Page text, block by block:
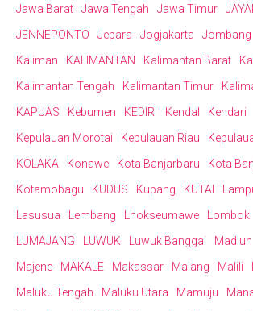
Jawa Barat Jawa Tengah Jawa Timur
JENNEPONTO
Jepara Jogjakarta Jombang
Kaliman
KALIMANTAN Kalimantan Barat
Kalimantan Tengah
Kalimantan Timur
KAPUAS
Kebumen KEDIRI Kendal
Kendari
Kepulauan Morotai
Kepulauan Riau
KOLAKA
Konawe Kota Banjarbaru
Kota
Kotamobagu
KUDUS Kupang KUTAI
Lasusua
Lembang Lhokseumawe Lombok
LUMAJANG
LUWUK Luwuk Banggai Madiun
Majene
MAKALE Makassar Malang Malili
Maluku Tengah
Maluku Utara Mamuju